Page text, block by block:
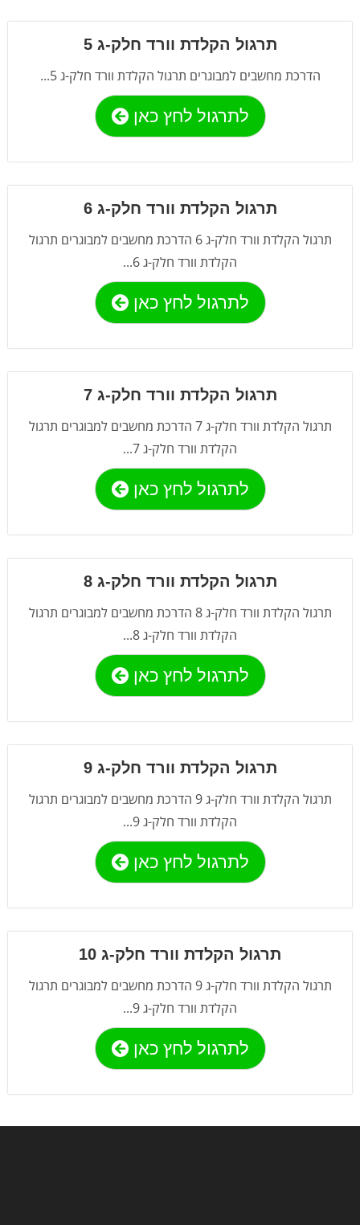
תרגול הקלדת וורד חלק-ג 5
הדרכת מחשבים למבוגרים תרגול הקלדת וורד חלק-ג 5...
לתרגול לחץ כאן
תרגול הקלדת וורד חלק-ג 6
תרגול הקלדת וורד חלק-ג 6 הדרכת מחשבים למבוגרים תרגול
הקלדת וורד חלק-ג 6...
לתרגול לחץ כאן
תרגול הקלדת וורד חלק-ג 7
תרגול הקלדת וורד חלק-ג 7 הדרכת מחשבים למבוגרים תרגול
הקלדת וורד חלק-ג 7...
לתרגול לחץ כאן
תרגול הקלדת וורד חלק-ג 8
תרגול הקלדת וורד חלק-ג 8 הדרכת מחשבים למבוגרים תרגול
הקלדת וורד חלק-ג 8...
לתרגול לחץ כאן
תרגול הקלדת וורד חלק-ג 9
תרגול הקלדת וורד חלק-ג 9 הדרכת מחשבים למבוגרים תרגול
הקלדת וורד חלק-ג 9...
לתרגול לחץ כאן
תרגול הקלדת וורד חלק-ג 10
תרגול הקלדת וורד חלק-ג 9 הדרכת מחשבים למבוגרים תרגול
הקלדת וורד חלק-ג 9...
לתרגול לחץ כאן